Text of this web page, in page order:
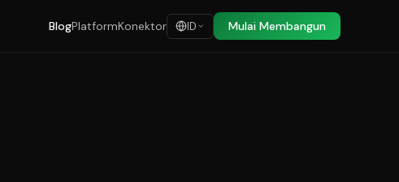
BlogPlatformKonektor ID Mulai Membangun